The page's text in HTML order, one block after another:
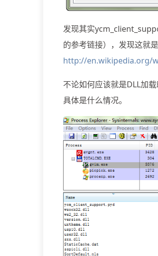
发现其实
的参考链接），发现这就
http://en.wikipedia.org/
不论如何应该就是DLL加
具体是什么情况。